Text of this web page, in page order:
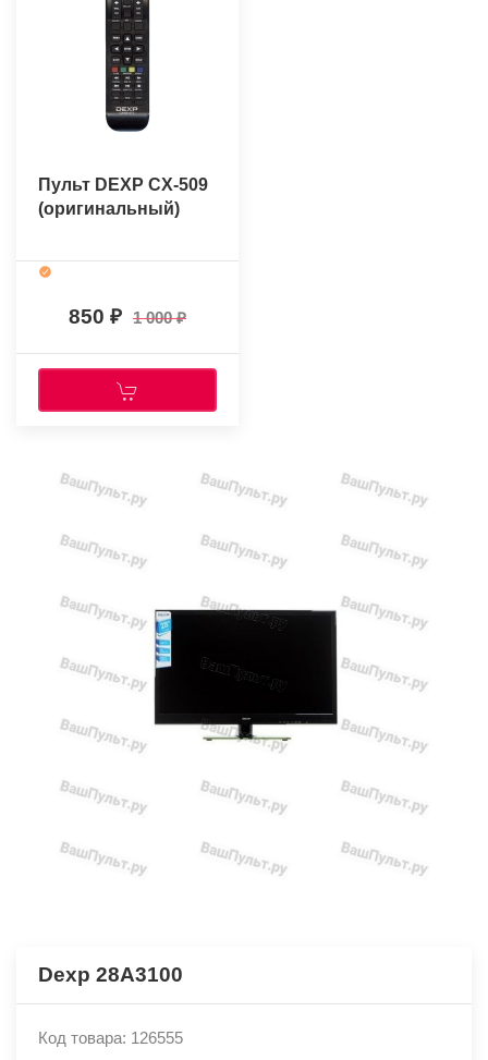
Пульт DEXP CX-509
(оригинальный)
850 1 000
Dexp 28A3100
Код товара: 126555